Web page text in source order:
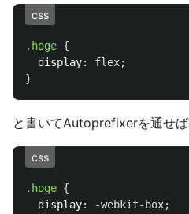
css
.hoge {
display: flex;
}
と書いてAutoprefixerを通せば
css
.hoge {
display: -webkit-box;